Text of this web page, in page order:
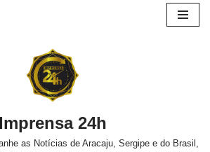
Imprensa 24h
as Notícias de Aracaju, Sergipe e do Brasil,